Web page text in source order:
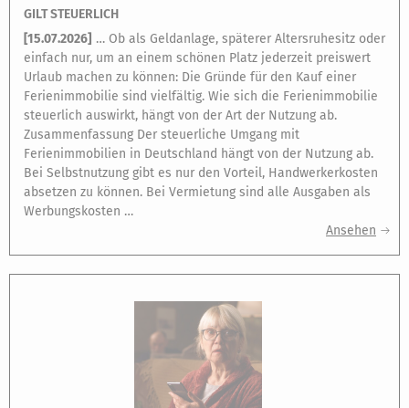
GILT STEUERLICH
[15.07.2026] … Ob als Geldanlage, späterer Altersruhesitz oder
einfach nur, um an einem schönen Platz jederzeit preiswert
Urlaub machen zu können: Die Gründe für den Kauf einer
Ferienimmobilie sind vielfältig. Wie sich die Ferienimmobilie
steuerlich auswirkt, hängt von der Art der Nutzung ab.
Zusammenfassung Der steuerliche Umgang mit
Ferienimmobilien in Deutschland hängt von der Nutzung ab.
Bei Selbstnutzung gibt es nur den Vorteil, Handwerkerkosten
absetzen zu können. Bei Vermietung sind alle Ausgaben als
Werbungskosten …
Ansehen